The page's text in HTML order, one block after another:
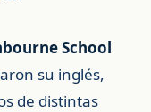
School
su inglés,
de distintas